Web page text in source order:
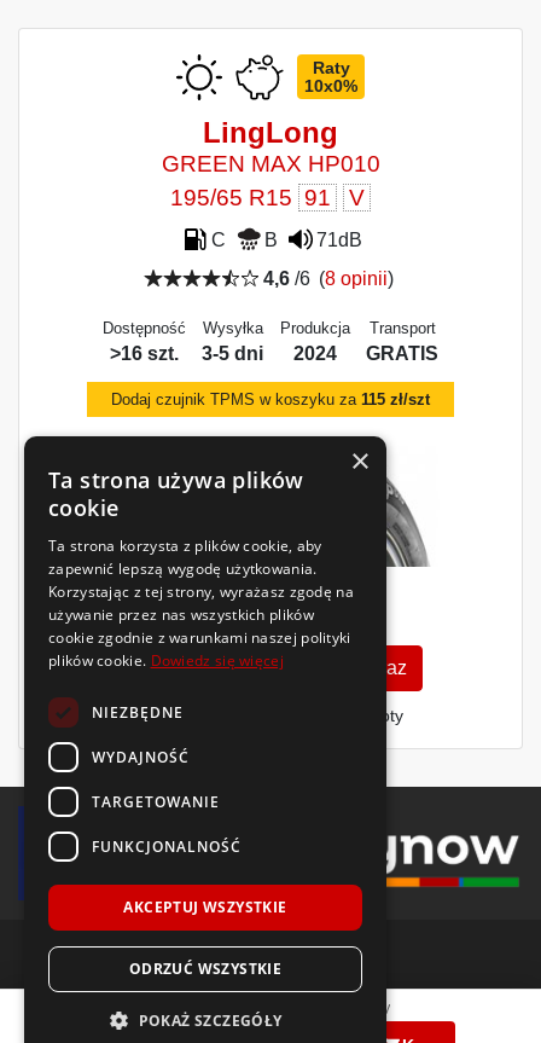
Raty
10x0%
LingLong
GREEN MAX HP010
195/65 R15 91 V
C B
71dB
4,6 /6 (8 opinii)
Dostępność
>16 szt.
Wysyłka
3-5 dni
Produkcja
2024
Transport
GRATIS
Dodaj czujnik TPMS w koszyku za 115 zł/szt
260 zł/szt.
Zobacz szczegóły Kup teraz
Finansowanie dla firm - MŚP i floty
© 2018-2026 Voida.pl. Wszelkie prawa zastrzeżone.
Firestone ROADHAWK V
×
Ta strona używa plików
cookie
Ta strona korzysta z plików cookie, aby
zapewnić lepszą wygodę użytkowania.
Korzystając z tej strony, wyrażasz zgodę na
używanie przez nas wszystkich plików
cookie zgodnie z warunkami naszej polityki
plików cookie. Dowiedz się więcej
NIEZBĘDNE
WYDAJNOŚĆ
TARGETOWANIE
FUNKCJONALNOŚĆ
AKCEPTUJ WSZYSTKIE
ODRZUĆ WSZYSTKIE
POKAŻ SZCZEGÓŁY